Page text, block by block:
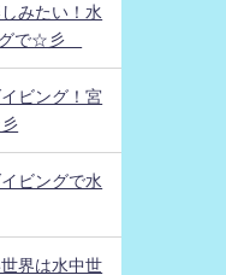
みたい！水
グで☆彡
ビング！宮
ビングで水
界は水中世